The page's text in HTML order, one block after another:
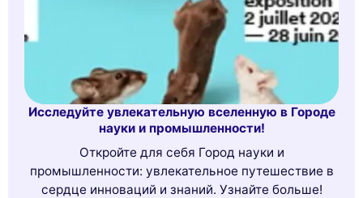
Исследуйте увлекательную вселенную в Городе
науки и промышленности!
Откройте для себя Город науки и
промышленности: увлекательное путешествие в
сердце инноваций и знаний. Узнайте больше!